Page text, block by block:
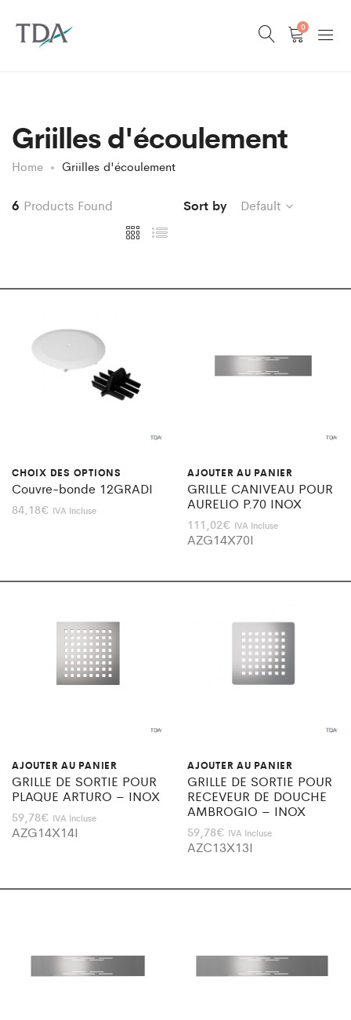
0
Griilles d'écoulement
Home Griilles d'écoulement
6 Products Found Sort by Default
CHOIX DES OPTIONS
Couvre-bonde 12GRADI
84,18€ IVA Incluse
AJOUTER AU PANIER
GRILLE CANIVEAU POUR
AURELIO P.70 INOX
111,02€ IVA Incluse
AZG14X70I
AJOUTER AU PANIER
GRILLE DE SORTIE POUR
PLAQUE ARTURO – INOX
59,78€ IVA Incluse
AZG14X14I
AJOUTER AU PANIER
GRILLE DE SORTIE POUR
RECEVEUR DE DOUCHE
AMBROGIO – INOX
59,78€ IVA Incluse
AZC13X13I